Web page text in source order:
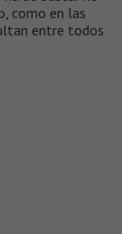
como en las
entre todos